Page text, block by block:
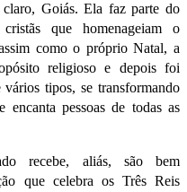
Goiás. Ela faz parte do
que homenageiam o
como o próprio Natal, a
religioso e depois foi
tipos, se transformando
pessoas de todas as
recebe, aliás, são bem
que celebra os Três Reis